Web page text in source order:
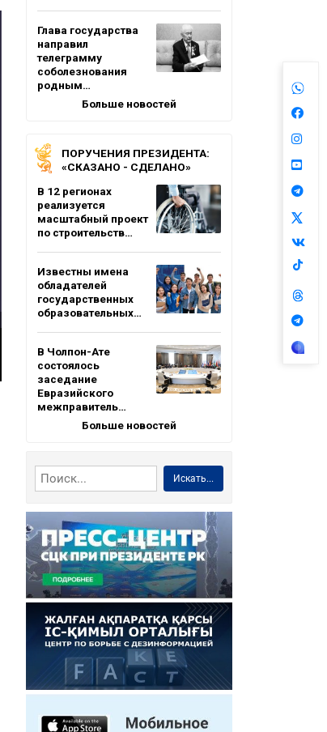
Глава государства
направил
телеграмму
соболезнования
родным…
Больше новостей
ПОРУЧЕНИЯ ПРЕЗИДЕНТА:
«СКАЗАНО - СДЕЛАНО»
В 12 регионах
реализуется
масштабный проект
по строительств…
Известны имена
обладателей
государственных
образовательных…
В Чолпон-Ате
состоялось
заседание
Евразийского
межправитель…
Больше новостей
Искать...